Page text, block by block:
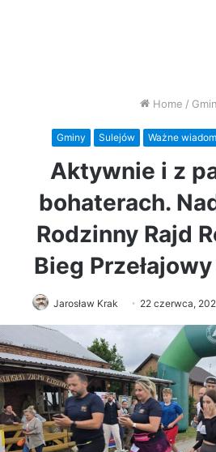
Home /
Gminy Sulejów Ważne
Aktywnie i z
bohaterach.
Rodzinny Rajd
Bieg
Jarosław Krak 22 czerwca,